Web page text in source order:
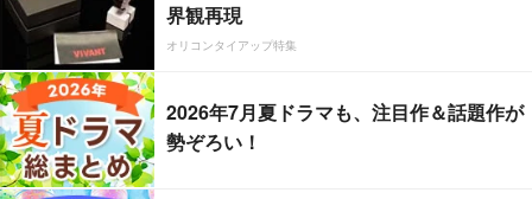
界観再現
オリコンタイアップ特集
2026年7月夏ドラマも、注目作＆話題作が
勢ぞろい！